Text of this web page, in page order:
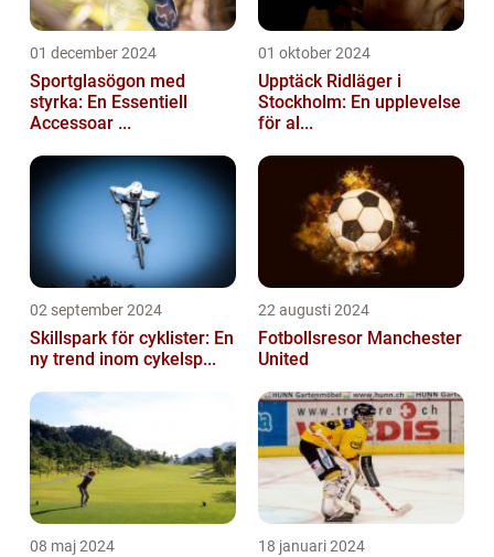
01 december 2024
Sportglasögon med
styrka: En Essentiell
Accessoar ...
01 oktober 2024
Upptäck Ridläger i
Stockholm: En upplevelse
för al...
02 september 2024
Skillspark för cyklister: En
ny trend inom cykelsp...
22 augusti 2024
Fotbollsresor Manchester
United
08 maj 2024 18 januari 2024